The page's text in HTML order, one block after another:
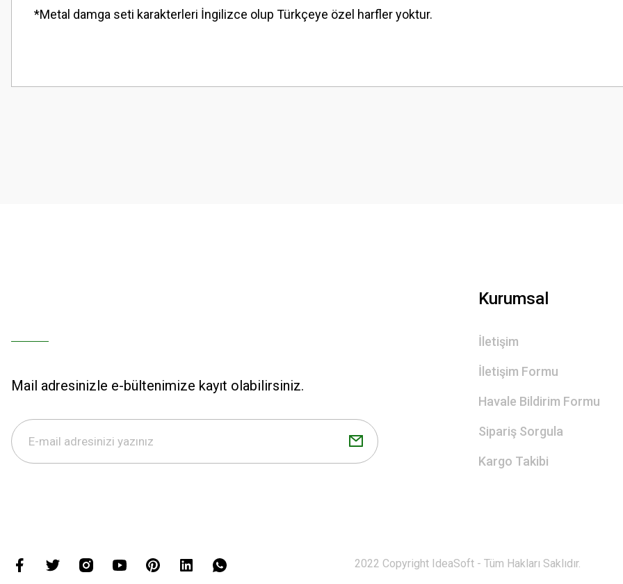
*Metal damga seti karakterleri İngilizce olup Türkçeye özel harfler yoktur.
Görüş ve önerileriniz için teşekkür ederiz.
Mail adresinizle e-bültenimize kayıt olabilirsiniz.
Kurumsal
İletişim
İletişim Formu
Havale Bildirim Formu
Sipariş Sorgula
Kargo Takibi
2022 Copyright IdeaSoft - Tüm Hakları Saklıdır.